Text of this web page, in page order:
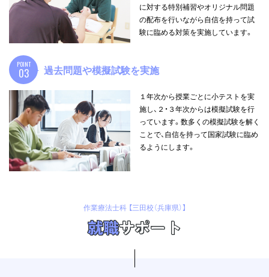
に対する特別補習やオリジナル問題
の配布を行いながら自信を持って試
験に臨める対策を実施しています。
POINT
03 ▲ 過去問題や模擬試験を実施
１年次から授業ごとに小テストを実
施し、２・３年次からは模擬試験を行
っています。数多くの模擬試験を解く
ことで、自信を持って国家試験に臨め
るようにします。
作業療法士科 【三田校（兵庫県）】
就職サポート